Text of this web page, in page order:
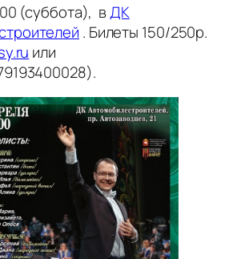
(суббота), вДК
. Билеты 150/250р.
или